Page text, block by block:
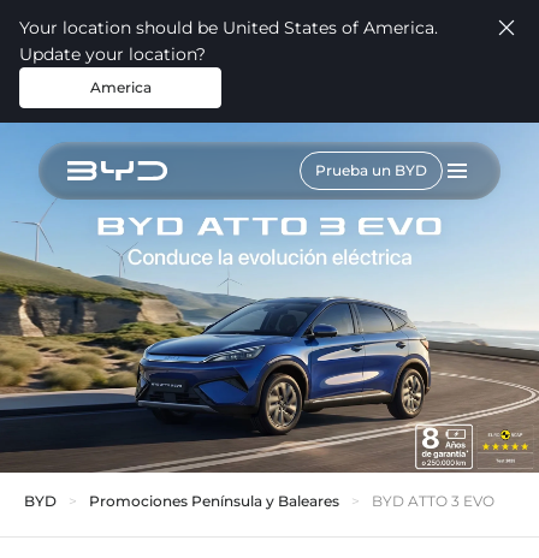
Your location should be United States of America.
Update your location?
America
Prueba un BYD
BYD Promociones Península y Baleares BYD ATTO 3 EVO